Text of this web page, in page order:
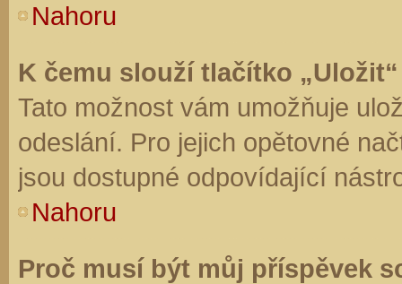
Nahoru
K čemu slouží tlačítko
Tato možnost vám umožňuje
odeslání. Pro jejich opětovné
jsou dostupné odpovídající
Nahoru
Proč musí být můj příspěvek